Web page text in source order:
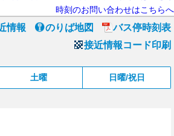
時刻のお問い合わせはこちらへ
情報 のりば地図
バス停時刻表
接近情報コード印刷
土曜 日曜/祝日